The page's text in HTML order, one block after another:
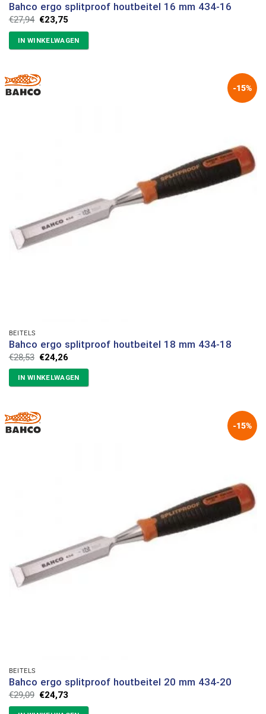
Bahco ergo splitproof houtbeitel 16 mm 434-16
€27,94 Oorspronkelijke
prijs
was:
€27,94.
€23,75Huidige
is:
€23,75.
IN WINKELWAGEN
-15%
BEITELS
Bahco ergo splitproof houtbeitel 18 mm 434-18
€28,53 Oorspronkelijke
prijs
was:
€28,53.
€24,26Huidige
is:
€24,26.
IN WINKELWAGEN
-15%
BEITELS
Bahco ergo splitproof houtbeitel 20 mm 434-20
€29,09 Oorspronkelijke
prijs
€24,73Huidige